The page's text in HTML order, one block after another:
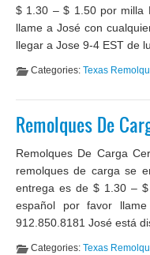
$ 1.30 – $ 1.50 por milla
llame a José con
llegar a Jose 9-4 EST de
Categories: Texas
Remolques De
Remolques De Carga
remolques de carga se
entrega es de $ 1.30 –
español por favor
912.850.8181 José está
Categories: Texas